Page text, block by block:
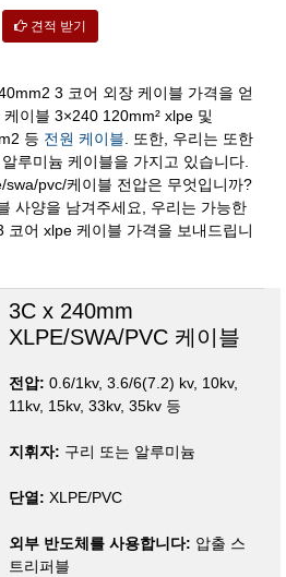
견적 받기
3 코어 외장 케이블 가격을 얻
이블 3×240 120mm² xlpe 및
등 전원 케이블. 또한, 우리는 또한
루미늄 케이블을 가지고 있습니다.
pvc/케이블 전압은 무엇입니까?
사양을 남겨주세요, 우리는 가능한
코어 xlpe 케이블 가격을 보내드립니
3C x 240mm
XLPE/SWA/PVC 케이블
전압: 0.6/1kv, 3.6/6(7.2) kv, 10kv,
11kv, 15kv, 33kv, 35kv 등
지휘자: 구리 또는 알루미늄
단열: XLPE/PVC
외부 반도체를 사용합니다: 압출 스
트리퍼블